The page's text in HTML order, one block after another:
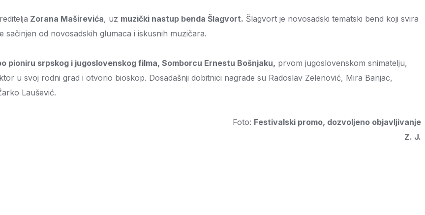
reditelja Zorana Maširevića, uz muzički nastup benda Šlagvort. Šlagvort je novosadski tematski bend koji svira
od novosadskih glumaca i iskusnih muzičara.
pioniru srpskog i jugoslovenskog filma, Somborcu Ernestu Bošnjaku, prvom jugoslovenskom snimatelju,
u svoj rodni grad i otvorio bioskop. Dosadašnji dobitnici nagrade su Radoslav Zelenović, Mira Banjac,
Laušević.
Foto: Festivalski promo, dozvoljeno objavljivanje
Z. J.